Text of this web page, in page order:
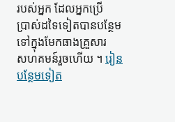
របស់​អ្នក ដែល​អ្នកប្រើ
ប្រាស់​ដទៃ​ទៀត​បាន​បន្ថែម​
ទៅក្នុង​មែកធាង​គ្រួសារ​
សហគមន៍​រួចហើយ ។ រៀន​
បន្ថែម​ទៀត